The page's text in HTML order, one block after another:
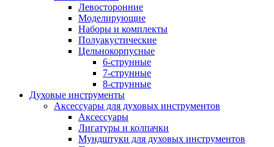
Левосторонние
Моделирующие
Наборы и комплекты
Полуакустические
Цельнокорпусные
6-струнные
7-струнные
8-струнные
Духовые инструменты
Аксессуары для духовых инструментов
Аксессуары
Лигатуры и колпачки
Мундштуки для духовых инструментов